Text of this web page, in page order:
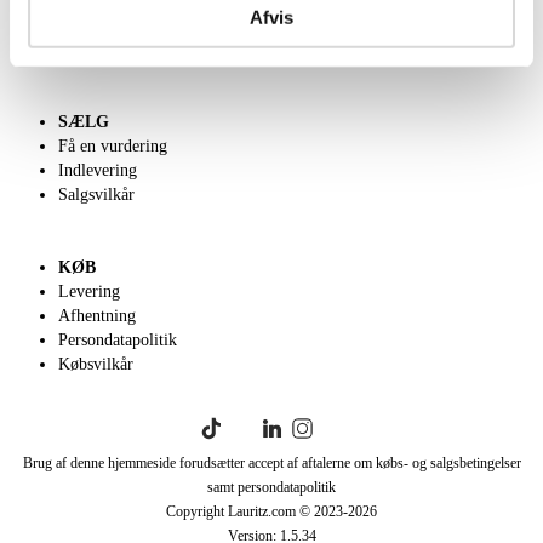
Afvis
English frontpage
SÆLG
Få en vurdering
Indlevering
Salgsvilkår
KØB
Levering
Afhentning
Persondatapolitik
Købsvilkår
Brug af denne hjemmeside forudsætter accept af aftalerne om købs- og salgsbetingelser
samt persondatapolitik
Copyright Lauritz.com © 2023-2026
Version: 1.5.34